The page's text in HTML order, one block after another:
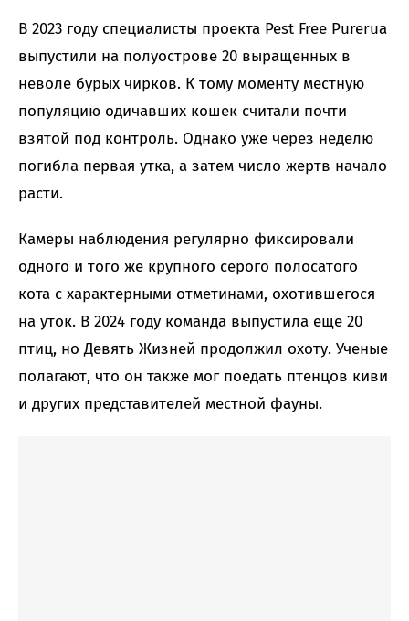
В 2023 году специалисты проекта Pest Free Purerua
выпустили на полуострове 20 выращенных в
неволе бурых чирков. К тому моменту местную
популяцию одичавших кошек считали почти
взятой под контроль. Однако уже через неделю
погибла первая утка, а затем число жертв начало
расти.
Камеры наблюдения регулярно фиксировали
одного и того же крупного серого полосатого
кота с характерными отметинами, охотившегося
на уток. В 2024 году команда выпустила еще 20
птиц, но Девять Жизней продолжил охоту. Ученые
полагают, что он также мог поедать птенцов киви
и других представителей местной фауны.